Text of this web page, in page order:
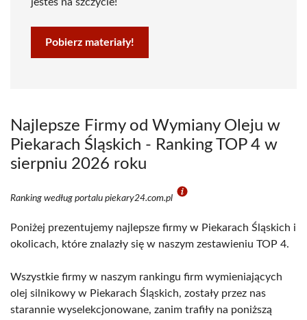
Pobierz materiały!
Najlepsze Firmy od Wymiany Oleju w
Piekarach Śląskich - Ranking TOP 4 w
sierpniu 2026 roku
Ranking według portalu piekary24.com.pl
Poniżej prezentujemy najlepsze firmy w Piekarach Śląskich i
okolicach, które znalazły się w naszym zestawieniu TOP 4.
Wszystkie firmy w naszym rankingu firm wymieniających
olej silnikowy w Piekarach Śląskich, zostały przez nas
starannie wyselekcjonowane, zanim trafiły na poniższą